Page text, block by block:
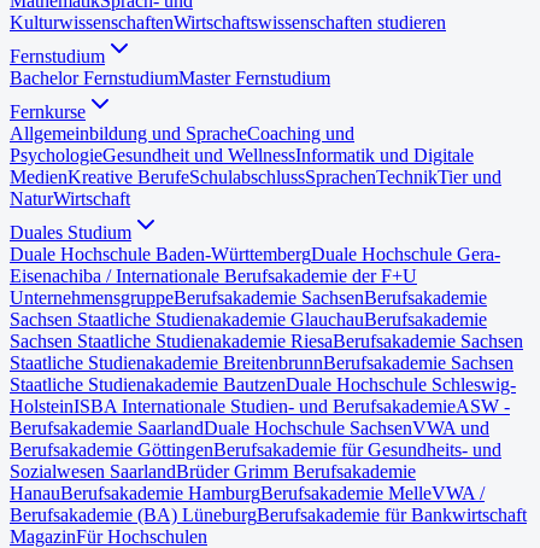
KulturwissenschaftenWirtschaftswissenschaften studieren
Fernstudium
Bachelor FernstudiumMaster Fernstudium
Fernkurse
Allgemeinbildung und SpracheCoaching und
PsychologieGesundheit und WellnessInformatik und Digitale
MedienKreative BerufeSchulabschlussSprachenTechnikTier und
NaturWirtschaft
Duales Studium
Duale Hochschule Baden-WürttembergDuale Hochschule Gera-
Eisenachiba / Internationale Berufsakademie der F+U
UnternehmensgruppeBerufsakademie SachsenBerufsakademie
Sachsen Staatliche Studienakademie GlauchauBerufsakademie
Sachsen Staatliche Studienakademie RiesaBerufsakademie Sachsen
Staatliche Studienakademie BreitenbrunnBerufsakademie Sachsen
Staatliche Studienakademie BautzenDuale Hochschule Schleswig-
HolsteinISBA Internationale Studien- und BerufsakademieASW -
Berufsakademie SaarlandDuale Hochschule SachsenVWA und
Berufsakademie GöttingenBerufsakademie für Gesundheits- und
Sozialwesen SaarlandBrüder Grimm Berufsakademie
HanauBerufsakademie HamburgBerufsakademie MelleVWA /
Berufsakademie (BA) LüneburgBerufsakademie für Bankwirtschaft
MagazinFür Hochschulen